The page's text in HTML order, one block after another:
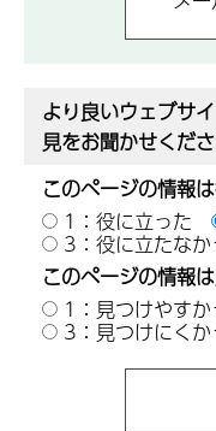
より良いウェブサ
見をお聞かせくだ
このページの情報
1：役に立った
3：役に立たなか
このページの情報
1：見つけやすか
3：見つけにくか